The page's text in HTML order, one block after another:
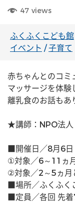
47 views
ふくふくこども館
イベント /子育て
赤ちゃんとのコミ
マッサージを体験
離乳食のお話もあ
★講師：NPO法人
■開催日／8月6日
①対象／6～11ヵ
②対象／2～5ヵ月
■場所／ふくふく
■定員／各回 先着